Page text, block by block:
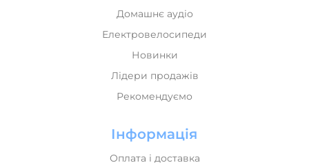
Домашнє аудіо
Електровелосипеди
Новинки
Лідери продажів
Рекомендуємо
Інформація
Оплата і доставка